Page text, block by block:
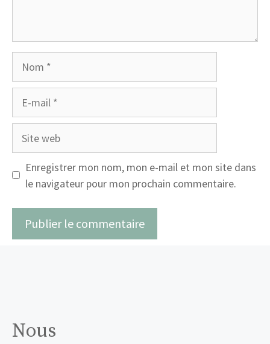
Site
Enregistrer mon nom, mon e-mail et mon site dans
le navigateur pour mon prochain commentaire.
Nous